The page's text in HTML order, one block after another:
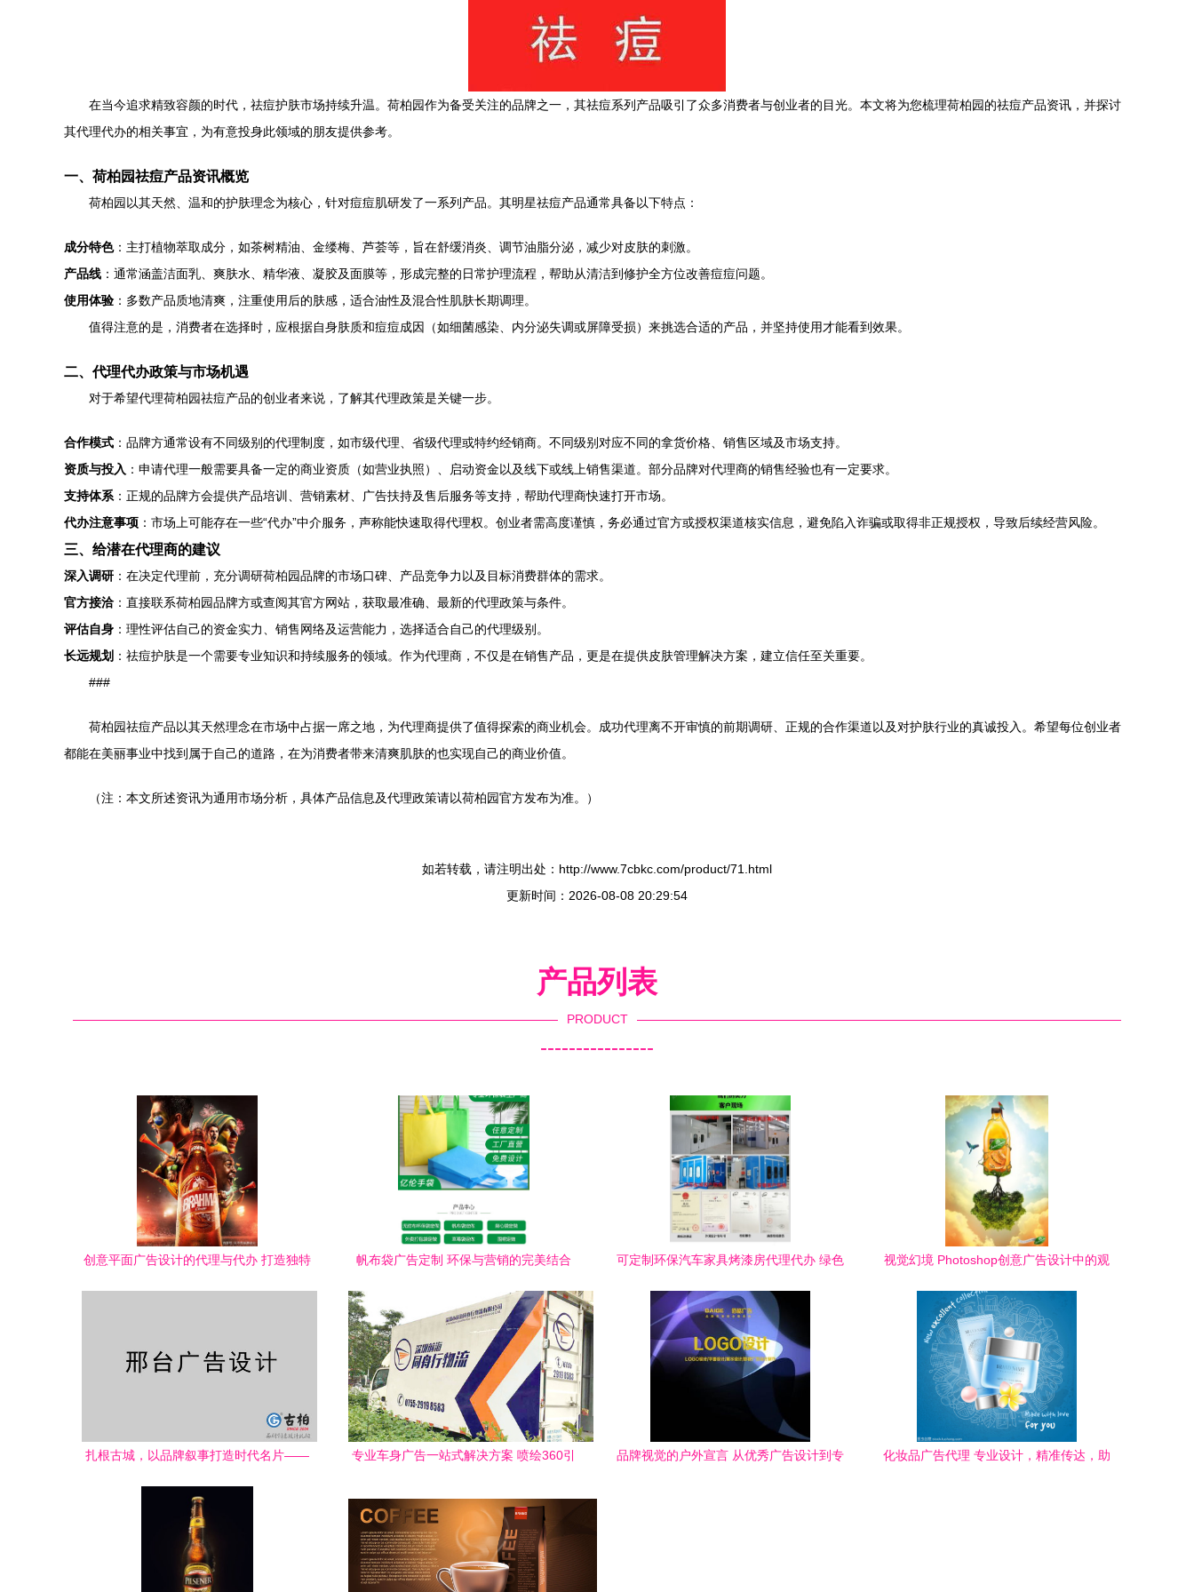
在当今追求精致容颜的时代，祛痘护肤市场持续升温。荷柏园作为备受关注的品牌之一，其祛痘系列产品吸引了众多消费者与创业者的目光。本文将为您梳理荷柏园的祛痘产品资讯，并探讨
其代理代办的相关事宜，为有意投身此领域的朋友提供参考。
一、荷柏园祛痘产品资讯概览
荷柏园以其天然、温和的护肤理念为核心，针对痘痘肌研发了一系列产品。其明星祛痘产品通常具备以下特点：
成分特色：主打植物萃取成分，如茶树精油、金缕梅、芦荟等，旨在舒缓消炎、调节油脂分泌，减少对皮肤的刺激。
产品线 ：通常涵盖洁面乳、爽肤水、精华液、凝胶及面膜等，形成完整的日常护理流程，帮助从清洁到修护全方位改善痘痘问题。
使用体验 ：多数产品质地清爽，注重使用后的肤感，适合油性及混合性肌肤长期调理。
值得注意的是，消费者在选择时，应根据自身肤质和痘痘成因（如细菌感染、内分泌失调或屏障受损）来挑选合适的产品，并坚持使用才能看到效果。
二、代理代办政策与市场机遇
对于希望代理荷柏园祛痘产品的创业者来说，了解其代理政策是关键一步。
合作模式 ：品牌方通常设有不同级别的代理制度，如市级代理、省级代理或特约经销商。不同级别对应不同的拿货价格、销售区域及市场支持。
资质与投入 ：申请代理一般需要具备一定的商业资质（如营业执照）、启动资金以及线下或线上销售渠道。部分品牌对代理商的销售经验也有一定要求。
支持体系 ：正规的品牌方会提供产品培训、营销素材、广告扶持及售后服务等支持，帮助代理商快速打开市场。
代办注意事项 ：市场上可能存在一些“代办”中介服务，声称能快速取得代理权。创业者需高度谨慎，务必通过官方或授权渠道核实信息，避免陷入诈骗或取得非正规授权，导致后续经营风险。
三、给潜在代理商的建议
深入调研 ：在决定代理前，充分调研荷柏园品牌的市场口碑、产品竞争力以及目标消费群体的需求。
官方接洽：直接联系荷柏园品牌方或查阅其官方网站，获取最准确、最新的代理政策与条件。
评估自身 ：理性评估自己的资金实力、销售网络及运营能力，选择适合自己的代理级别。
长远规划 ：祛痘护肤是一个需要专业知识和持续服务的领域。作为代理商，不仅是在销售产品，更是在提供皮肤管理解决方案，建立信任至关重要。
###
荷柏园祛痘产品以其天然理念在市场中占据一席之地，为代理商提供了值得探索的商业机会。成功代理离不开审慎的前期调研、正规的合作渠道以及对护肤行业的真诚投入。希望每位创业者
都能在美丽事业中找到属于自己的道路，在为消费者带来清爽肌肤的也实现自己的商业价值。
（注：本文所述资讯为通用市场分析，具体产品信息及代理政策请以荷柏园官方发布为准。）
如若转载，请注明出处：http://www.7cbkc.com/product/71.html
更新时间：2026-08-08 20:29:54
产品列表
PRODUCT
----------------
创意平面广告设计的代理与代办 打造独特
帆布袋广告定制 环保与营销的完美结合
可定制环保汽车家具烤漆房代理代办 绿色
视觉幻境 Photoshop创意广告设计中的观
扎根古城，以品牌叙事打造时代名片——
专业车身广告一站式解决方案 喷绘360引
品牌视觉的户外宣言 从优秀广告设计到专
化妆品广告代理 专业设计，精准传达，助